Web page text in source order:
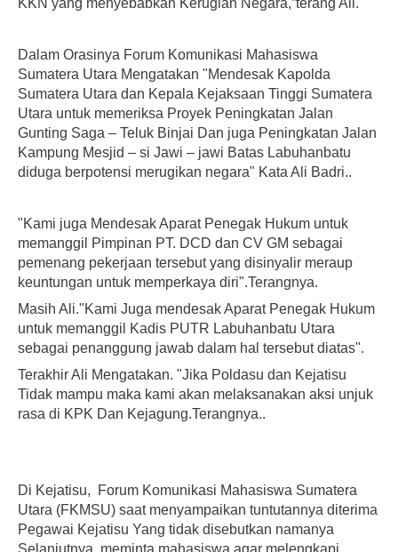
KKN yang menyebabkan Kerugian Negara,”terang Ali.
Dalam Orasinya Forum Komunikasi Mahasiswa
Sumatera Utara Mengatakan "Mendesak Kapolda
Sumatera Utara dan Kepala Kejaksaan Tinggi Sumatera
Utara untuk memeriksa Proyek Peningkatan Jalan
Gunting Saga – Teluk Binjai Dan juga Peningkatan Jalan
Kampung Mesjid – si Jawi – jawi Batas Labuhanbatu
diduga berpotensi merugikan negara" Kata Ali Badri..
"Kami juga Mendesak Aparat Penegak Hukum untuk
memanggil Pimpinan PT. DCD dan CV GM sebagai
pemenang pekerjaan tersebut yang disinyalir meraup
keuntungan untuk memperkaya diri".Terangnya.
Masih Ali."Kami Juga mendesak Aparat Penegak Hukum
untuk memanggil Kadis PUTR Labuhanbatu Utara
sebagai penanggung jawab dalam hal tersebut diatas".
Terakhir Ali Mengatakan. "Jika Poldasu dan Kejatisu
Tidak mampu maka kami akan melaksanakan aksi unjuk
rasa di KPK Dan Kejagung.Terangnya..
Di Kejatisu, Forum Komunikasi Mahasiswa Sumatera
Utara (FKMSU) saat menyampaikan tuntutannya diterima
Pegawai Kejatisu Yang tidak disebutkan namanya
Selanjutnya, meminta mahasiswa agar melengkapi